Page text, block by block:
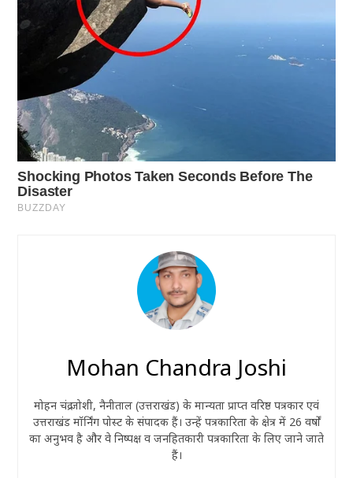
Mohan Chandra Joshi
मोहन चंद्र जोशी, नैनीताल (उत्तराखंड) के मान्यता प्राप्त वरिष्ठ पत्रकार एवं
उत्तराखंड मॉर्निंग पोस्ट के संपादक हैं। उन्हें पत्रकारिता के क्षेत्र में 26 वर्षों
का अनुभव है और वे निष्पक्ष व जनहितकारी पत्रकारिता के लिए जाने जाते
हैं।